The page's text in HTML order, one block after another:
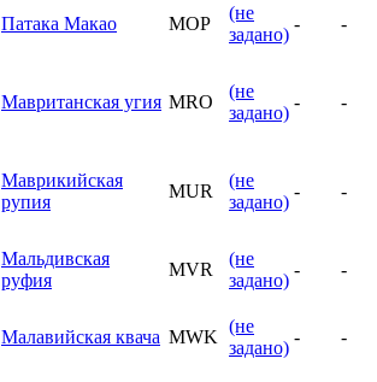
Патака Макао MOP
(не
задано)
- -
Мавританская угия MRO
(не
задано)
- -
Маврикийская
рупия
MUR
(не
задано)
- -
Мальдивская
руфия
MVR
(не
задано)
- -
Малавийская квача MWK
(не
задано)
- -